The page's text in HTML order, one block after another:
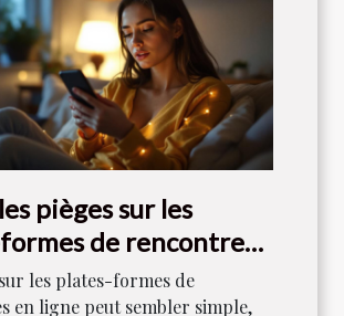
pièges sur les
de rencontres
les plates-formes de
en ligne peut sembler simple,